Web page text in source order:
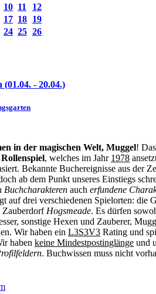
10 11
12
17 18 19
24 25 26
- 20.04.)
in der magischen Welt, Muggel!
, welches im Jahr 1978
Bekannte Buchereignisse aus der
ab dem Punkt unseres Einstiegs
Buchcharakteren auch erfundene
auf drei verschiedenen Spielorten: die
Zauberdorf Hogsmeade. Es dürfen
sonstige Hexen und Zauberer,
Wir haben ein L3S3V3 Rating und
haben keine Mindestpostinglänge und
. Buchwissen muss nicht